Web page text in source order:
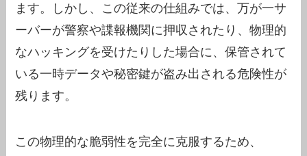
ます。しかし、この従来の仕組みでは、万が一サ
ーバーが警察や諜報機関に押収されたり、物理的
なハッキングを受けたりした場合に、保管されて
いる一時データや秘密鍵が盗み出される危険性が
残ります。
この物理的な脆弱性を完全に克服するため、